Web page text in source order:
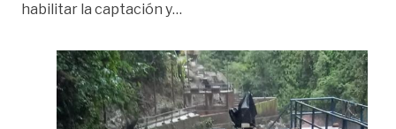
habilitar la captación y…